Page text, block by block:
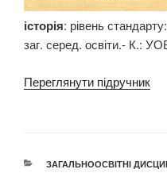
історія: рівень
заг. серед. освіти.- К.:
Переглянути підручник
КАТЕГОРІЇ
ЗАГАЛЬНООСВІТНІ